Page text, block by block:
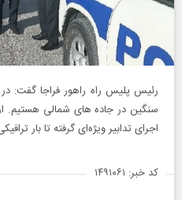
رئیس پلیس راه راهور فراجا گفت:
سنگین در جاده‌ های شمالی هستیم.
اجرای تدابیر ویژه‌ای گرفته تا بار
کد خبر: ۱۴۹۱۰۶۱